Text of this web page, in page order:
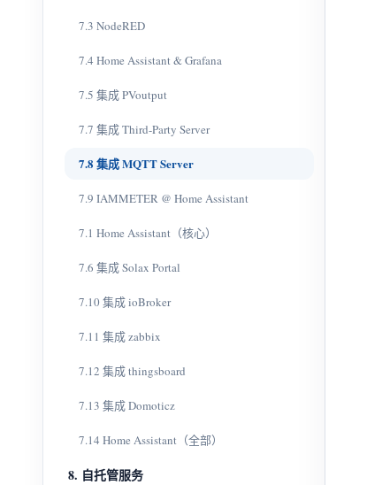
7.3 NodeRED
7.4 Home Assistant & Grafana
7.5 集成 PVoutput
7.7 集成 Third-Party Server
7.8 集成 MQTT Server
7.9 IAMMETER @ Home Assistant
7.1 Home Assistant（核心）
7.6 集成 Solax Portal
7.10 集成 ioBroker
7.11 集成 zabbix
7.12 集成 thingsboard
7.13 集成 Domoticz
7.14 Home Assistant（全部）
8. 自托管服务